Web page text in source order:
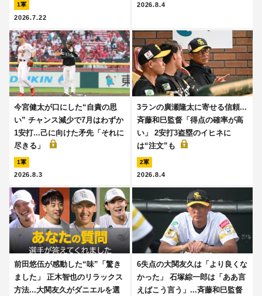
1軍
2026.7.22
2026.8.4
今宮健太が口にした“自責の思
い” チャンス減少で7月はわずか
1安打...己に向けた矛先「それに
尽きる」
1軍
2026.8.3
3ランの廣瀬隆太に寄せる信頼...
斉藤和巳監督「得点の確率が高
い」 2安打3盗塁のイヒネに
は“注文”も
2軍
2026.8.4
前田悠伍が感動した“味”「驚き
ました」 正木智也のリラックス
方法...大関友久がダニエルを選
6失点の大関友久は「より良くな
かった」 石塚綜一郎は「ああ言
えばこう言う」...斉藤和巳監督